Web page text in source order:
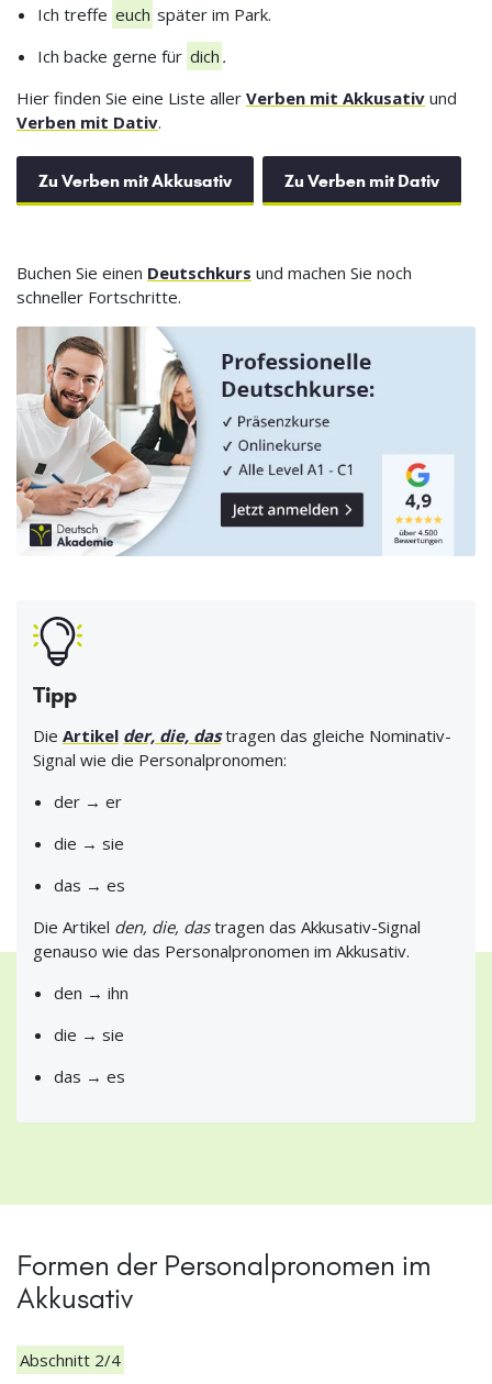
Ich treffe euch später im Park.
Ich backe gerne für dich .
Hier finden Sie eine Liste aller Verben mit Akkusativ und
Verben mit Dativ.
Zu Verben mit Akkusativ Zu Verben mit Dativ
Buchen Sie einen Deutschkurs und machen Sie noch
schneller Fortschritte.
Tipp
Die Artikel der, die, dastragen das gleiche Nominativ-
Signal wie die Personalpronomen:
der → er
die → sie
das → es
Die Artikel den, die, dastragen das Akkusativ-Signal
genauso wie das Personalpronomen im Akkusativ.
den → ihn
die → sie
das → es
Formen der Personalpronomen im
Akkusativ
Abschnitt 2/4